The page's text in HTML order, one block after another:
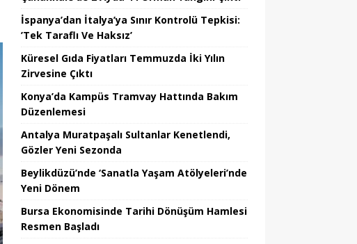
İspanya’dan İtalya’ya Sınır Kontrolü Tepkisi:
’Tek Taraflı Ve Haksız’
Küresel Gıda Fiyatları Temmuzda İki Yılın
Zirvesine Çıktı
Konya’da Kampüs Tramvay Hattında Bakım
Düzenlemesi
Antalya Muratpaşalı Sultanlar Kenetlendi,
Gözler Yeni Sezonda
Beylikdüzü’nde ‘Sanatla Yaşam Atölyeleri’nde
Yeni Dönem
Bursa Ekonomisinde Tarihi Dönüşüm Hamlesi
Resmen Başladı